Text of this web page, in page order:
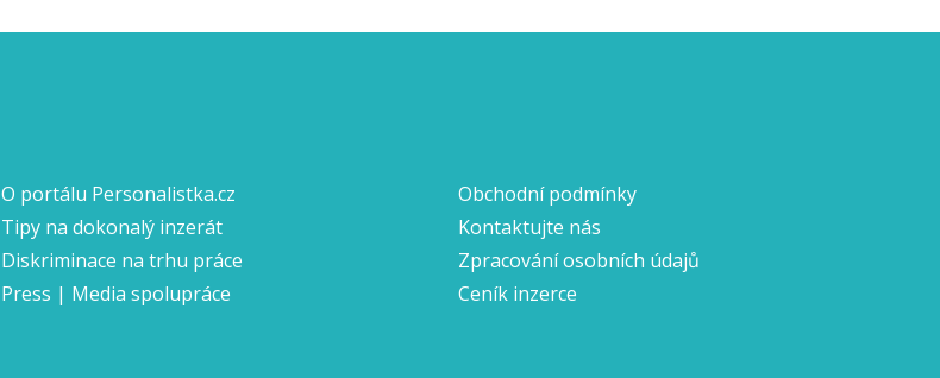
O portálu Personalistka.cz
Tipy na dokonalý inzerát
Diskriminace na trhu práce
Press | Media spolupráce
Obchodní podmínky
Kontaktujte nás
Zpracování osobních údajů
Ceník inzerce